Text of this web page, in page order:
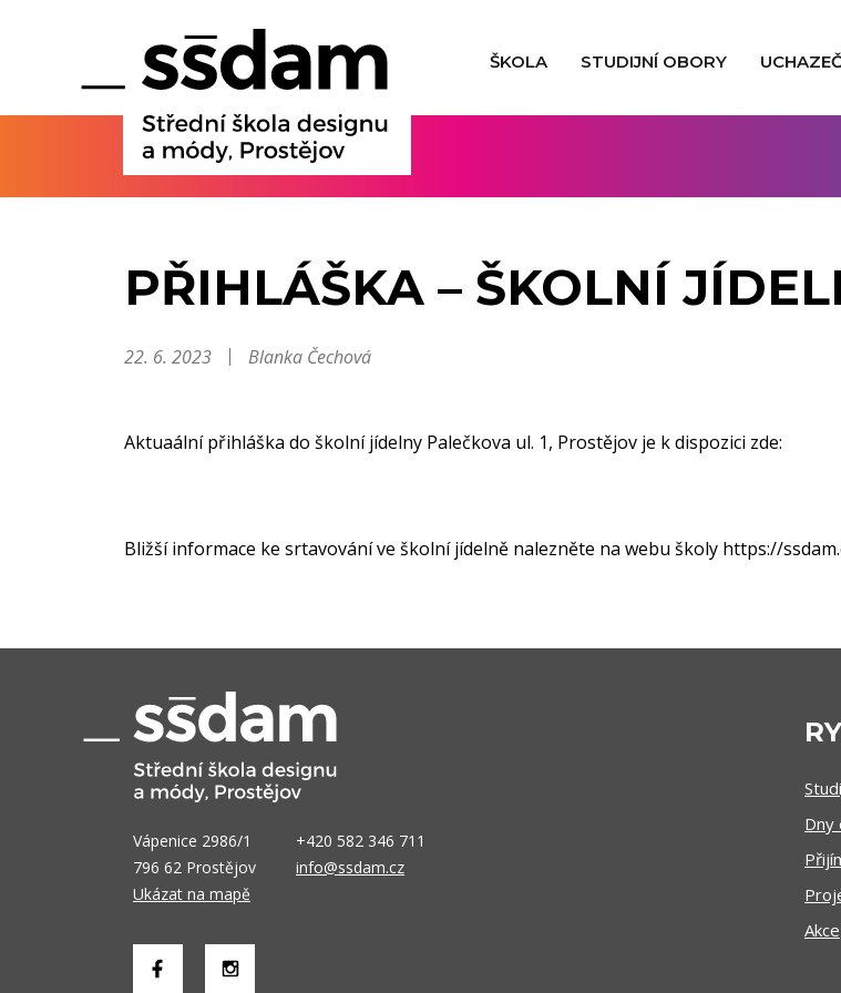
ŠKOLA STUDIJNÍ OBORY
PŘIHLÁŠKA – ŠKOLNÍ
22. 6. 2023 Blanka Čechová
Aktuaální přihláška do školní jídelny Palečkova ul. 1, Prostějov je k dispozici zde:
Bližší informace ke srtavování ve školní jídelně nalezněte na webu školy https://
Vápenice 2986/1
796 62 Prostějov
Ukázat na mapě
+420 582 346 711
info@ssdam.cz
Dny
Akce